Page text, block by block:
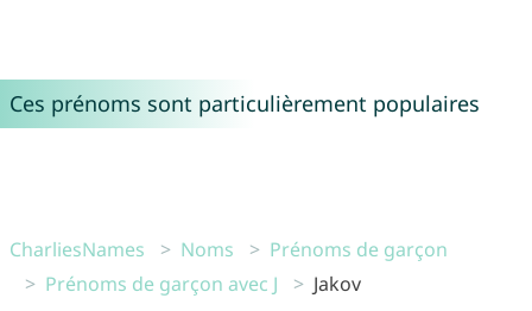
Ces prénoms sont particulièrement populaires
CharliesNames Noms
Prénoms de garçon
Prénoms de garçon avec J
Jakov